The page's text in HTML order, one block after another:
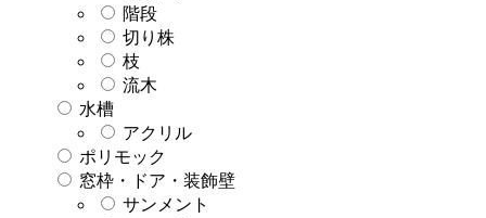
階段
切り株
枝
流木
水槽
アクリル
ポリモック
窓枠・ドア・装飾壁
サンメント